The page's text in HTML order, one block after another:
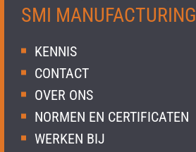
SMI MANUFACTURING
KENNIS
CONTACT
OVER ONS
NORMEN EN CERTIFICATEN
WERKEN BIJ